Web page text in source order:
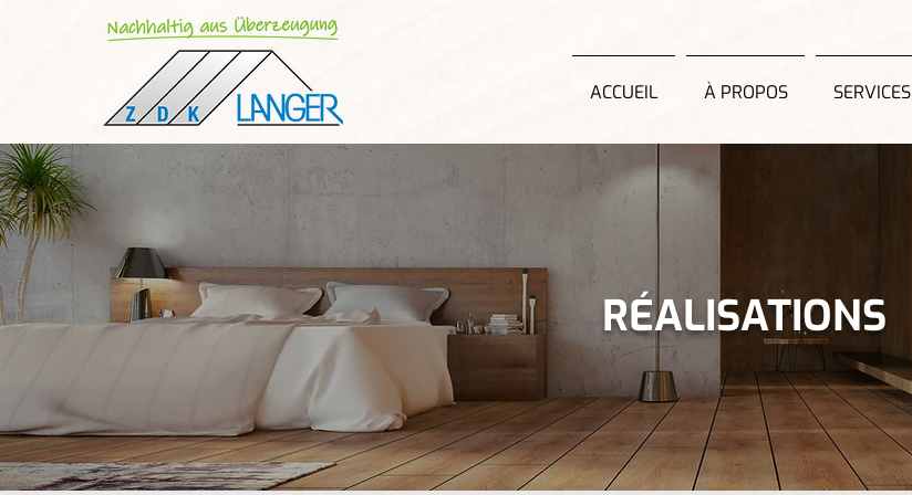
ACCUEIL À PROPOS SERVICES
RÉALISATIONS